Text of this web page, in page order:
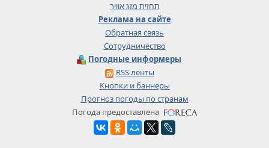
תחזית מזג אוויר
Реклама на сайте
Обратная связь
Сотрудничество
Погодные информеры
RSS ленты
Кнопки и баннеры
Прогноз погоды по странам
Погода предоставлена